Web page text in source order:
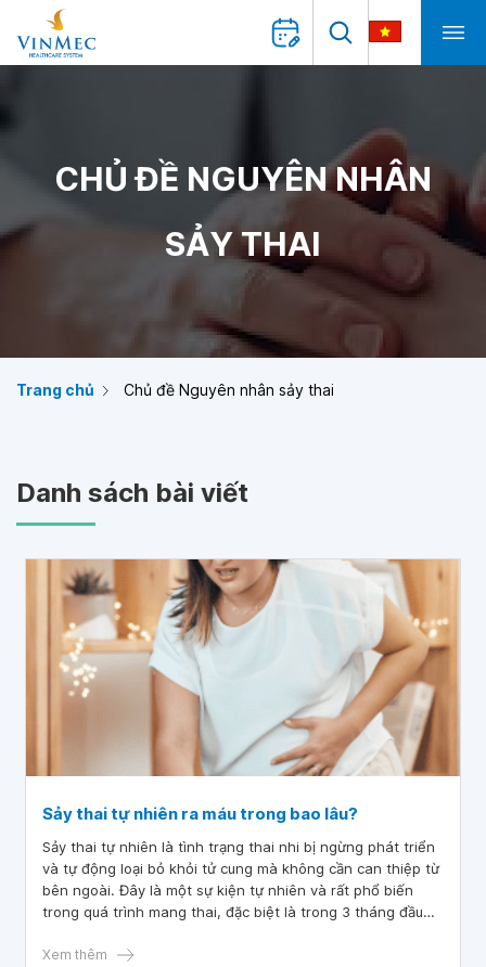
CHỦ ĐỀ NGUYÊN NHÂN
SẢY THAI
Trang chủ Chủ đề Nguyên nhân sảy thai
Danh sách bài viết
Sảy thai tự nhiên ra máu trong bao lâu?
Sảy thai tự nhiên là tình trạng thai nhi bị ngừng phát triển
và tự động loại bỏ khỏi tử cung mà không cần can thiệp từ
bên ngoài. Đây là một sự kiện tự nhiên và rất phổ biến
trong quá trình mang thai, đặc biệt là trong 3 tháng đầu
nữ nào và không phải lúc nào cũng do nguyên nhân gì đó
Xem thêm